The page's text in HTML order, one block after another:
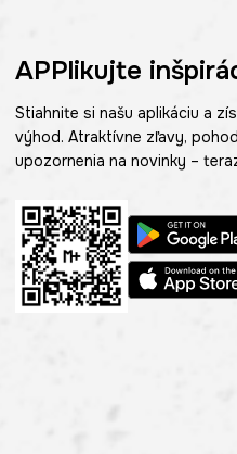
APPlikujte
Stiahnite si našu aplikáciu a
výhod. Atraktívne zľavy,
upozornenia na novinky –